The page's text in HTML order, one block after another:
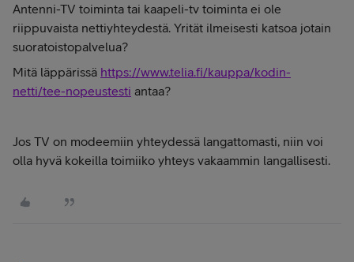
Antenni-TV toiminta tai kaapeli-tv toiminta ei ole
riippuvaista nettiyhteydestä. Yrität ilmeisesti katsoa jotain
suoratoistopalvelua?
Mitä läppärissä https://www.telia.fi/kauppa/kodin-
netti/tee-nopeustesti antaa?
Jos TV on modeemiin yhteydessä langattomasti, niin voi
olla hyvä kokeilla toimiiko yhteys vakaammin langallisesti.